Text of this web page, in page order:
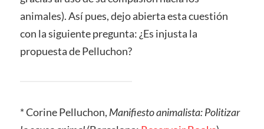
animales). Así pues, dejo abierta esta cuestión
con la siguiente pregunta: ¿Es injusta la
propuesta de Pelluchon?
* Corine Pelluchon, Manifiesto animalista: Politizar